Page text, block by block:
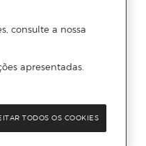
consulte a nossa
apresentadas.
TODOS OS COOKIES